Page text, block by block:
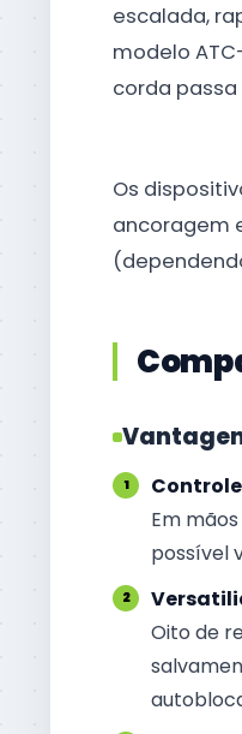
escalada,
modelo
corda
Os
ancoragem
Em
possível
Oito de